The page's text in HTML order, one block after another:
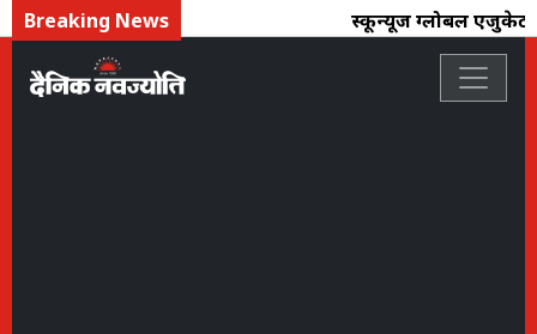
Breaking News स्कून्यूज ग्लोबल एजुकेटर्स